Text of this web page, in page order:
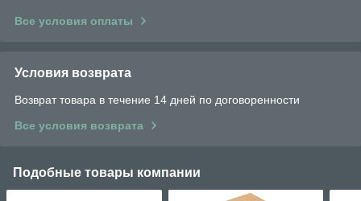
Все условия оплаты
Условия возврата
Возврат товара в течение 14 дней по договоренности
Все условия возврата
Подобные товары компании